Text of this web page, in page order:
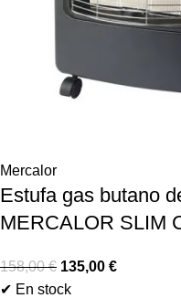
Mercalor
Estufa gas butano
MERCALOR SLIM
158,00€ 135,00 €
✔ En stock